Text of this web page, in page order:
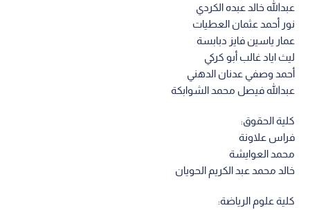
عبدالله خالد عبده الكردي
نور أحمد عثمان العطيات
عمار ياسين فايز دبابسة
ليث اياد غالب أبو كركي
أحمد وصفي عدنان الدهني
عبدالله فيصل محمد الشوابكة
كلية الحقوق:
فراس علاونة
محمد العوايشة
خالد محمد عبد الكريم الحويان
كلية علوم الرياضة: